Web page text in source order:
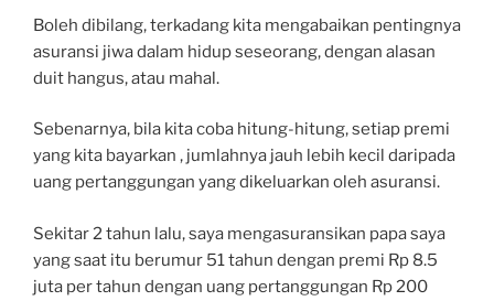
Boleh dibilang, terkadang kita mengabaikan pentingnya
asuransi jiwa dalam hidup seseorang, dengan alasan
duit hangus, atau mahal.
Sebenarnya, bila kita coba hitung-hitung, setiap premi
yang kita bayarkan , jumlahnya jauh lebih kecil daripada
uang pertanggungan yang dikeluarkan oleh asuransi.
Sekitar 2 tahun lalu, saya mengasuransikan papa saya
yang saat itu berumur 51 tahun dengan premi Rp 8.5
juta per tahun dengan uang pertanggungan Rp 200